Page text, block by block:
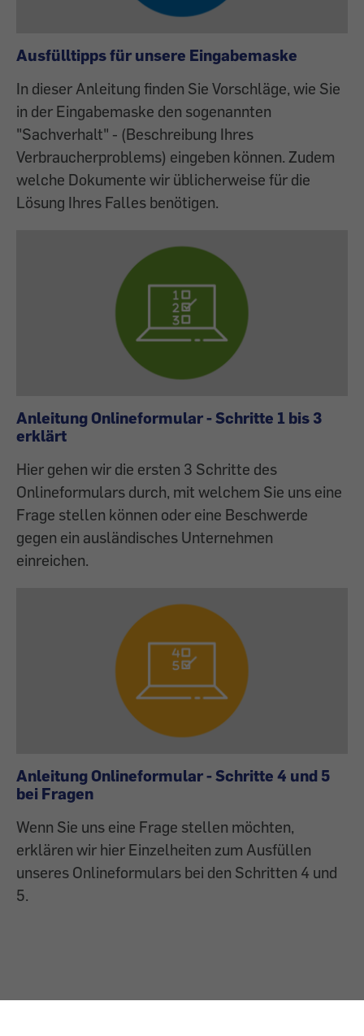
Ausfülltipps für unsere Eingabemaske
In dieser Anleitung finden Sie Vorschläge, wie Sie
in der Eingabemaske den sogenannten
"Sachverhalt" - (Beschreibung Ihres
Verbraucherproblems) eingeben können. Zudem
welche Dokumente wir üblicherweise für die
Lösung Ihres Falles benötigen.
Anleitung Onlineformular - Schritte 1 bis 3
erklärt
Hier gehen wir die ersten 3 Schritte des
Onlineformulars durch, mit welchem Sie uns eine
Frage stellen können oder eine Beschwerde
gegen ein ausländisches Unternehmen
einreichen.
Anleitung Onlineformular - Schritte 4 und 5
bei Fragen
Wenn Sie uns eine Frage stellen möchten,
erklären wir hier Einzelheiten zum Ausfüllen
unseres Onlineformulars bei den Schritten 4 und
5.